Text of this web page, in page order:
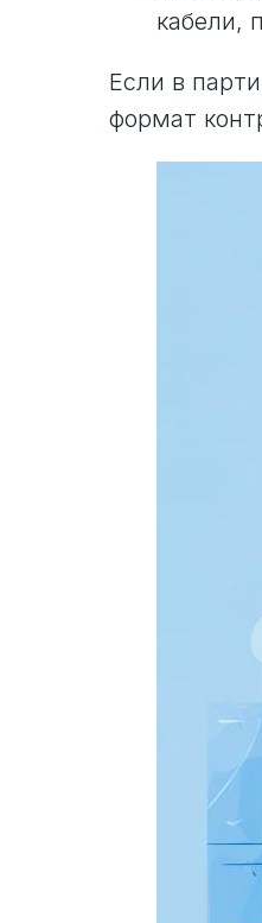
кабели,
Если в
формат